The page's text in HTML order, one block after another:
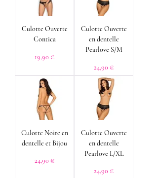
Culotte Ouverte
Contica
Prix
19,90 €
Culotte Ouverte
en dentelle
Pearlove S/M
Prix
24,90 €
Culotte Noire en
dentelle et Bijou
Prix
24,90 €
Culotte Ouverte
en dentelle
Pearlove L/XL
Prix
24,90 €